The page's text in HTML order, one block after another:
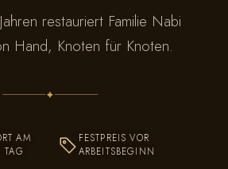
restauriert Familie Nabi
Hand, Knoten für Knoten.
✦
AM
TAG
FESTPREIS VOR
ARBEITSBEGINN